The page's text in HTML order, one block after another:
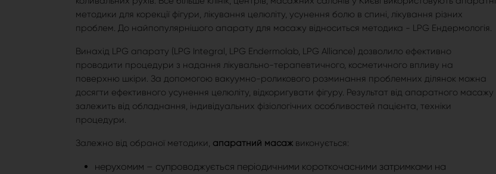
методики для корекції фігури, лікування целюліту, усунення болю в спині, лікування різних
проблем. До найпопулярнішого апарату для масажу відноситься методика - LPG Ендермологія.
Винахід LPG апарату (LPG Integral, LPG Endermolab, LPG Alliance) дозволило ефективно
проводити процедури з надання лікувально-терапевтичного, косметичного впливу на
поверхню шкіри. За допомогою вакуумно-роликового розминання проблемних ділянок можна
досягти ефективного усунення целюліту, відкоригувати фігуру. Результат від апаратного масажу
залежить від обладнання, індивідуальних фізіологічних особливостей пацієнта, техніки
процедури.
Залежно від обраної методики, апаратний масаж виконується:
нерухомим – супроводжується періодичними короткочасними затримками на